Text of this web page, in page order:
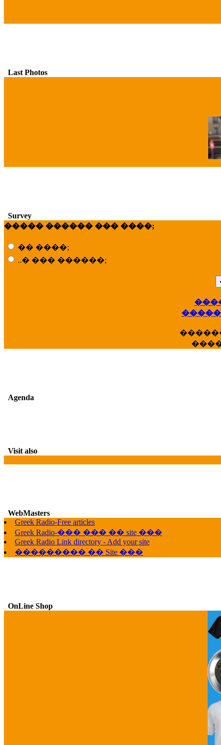
Last Photos
Survey
����� ������ ��� ����;
�� ����;
..� ��� ������;
Agenda
Visit also
WebMasters
Greek Radio-Free articles
Greek Radio-��� ��� �� site ���
Greek Radio Link directory - Add your site
��������� �� Site ���
OnLine Shop